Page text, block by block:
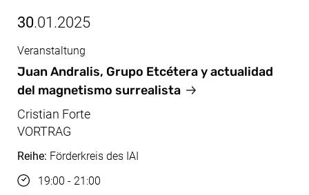
30.01.2025
Jan, 30.01.2025
Juan Andralis, Grupo Etcétera y actualidad
del magnetismo surrealista
Veranstaltung
Cristian Forte
VORTRAG
Reihe: Förderkreis des IAI
Uhrzeit
19:00 - 21:00